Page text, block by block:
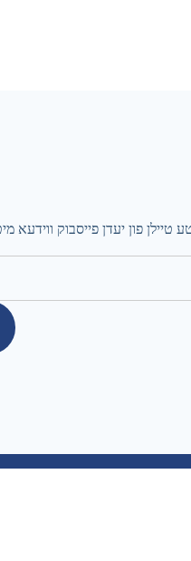
פון יעדן פייסבוק ווידעא